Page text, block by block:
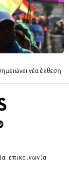
νέα έκθεση
επικοινωνία